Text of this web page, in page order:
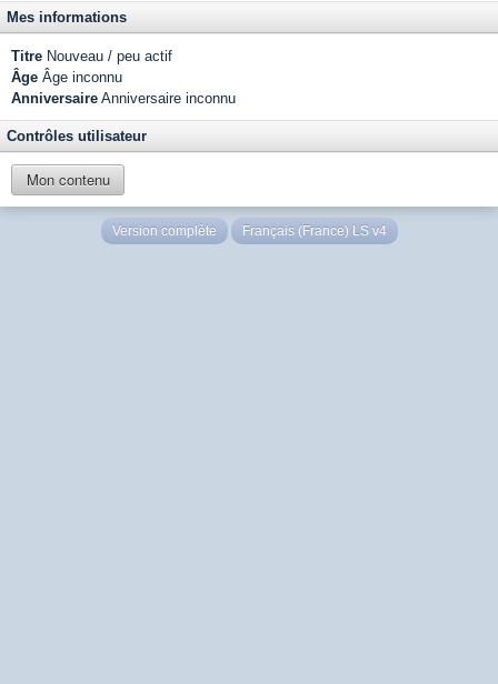
Mes informations
Titre Nouveau / peu actif
Âge Âge inconnu
Anniversaire Anniversaire inconnu
Contrôles utilisateur
Mon contenu
Version complète Français (France) LS v4